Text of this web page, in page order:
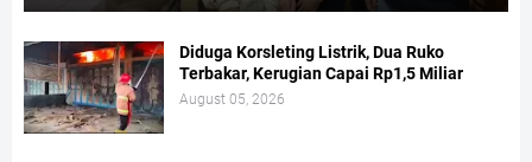
Diduga Korsleting Listrik, Dua Ruko
Terbakar, Kerugian Capai Rp1,5 Miliar
August 05, 2026